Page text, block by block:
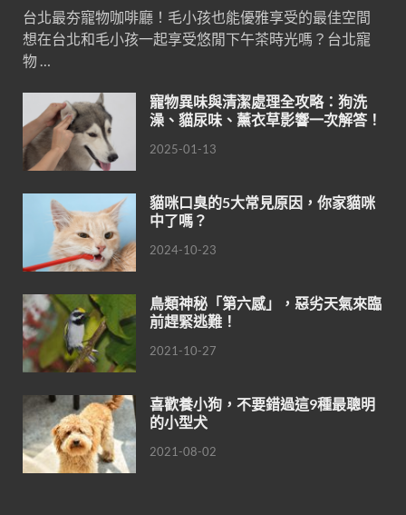
台北最夯寵物咖啡廳！毛小孩也能優雅享受的最佳空間
想在台北和毛小孩一起享受悠閒下午茶時光嗎？台北寵
物 …
寵物異味與清潔處理全攻略：狗洗
澡、貓尿味、薰衣草影響一次解答！
2025-01-13
貓咪口臭的5大常見原因，你家貓咪
中了嗎？
2024-10-23
鳥類神秘「第六感」，惡劣天氣來臨
前趕緊逃難！
2021-10-27
喜歡養小狗，不要錯過這9種最聰明
的小型犬
2021-08-02